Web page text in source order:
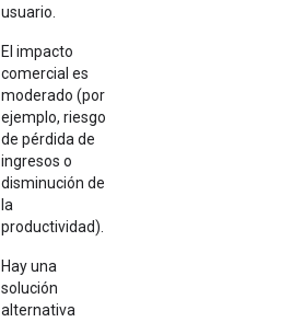
usuario.
El impacto
comercial es
moderado (por
ejemplo, riesgo
de pérdida de
ingresos o
disminución de
la
productividad).
Hay una
solución
alternativa